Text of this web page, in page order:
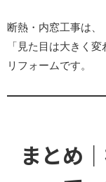
断熱・内窓工事は、
「見た目は大きく
リフォームです。
まとめ